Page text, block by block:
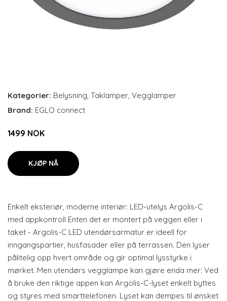
Kategorier: Belysning, Taklamper, Vegglamper
Brand: EGLO connect
1499 NOK
KJØP NÅ
Enkelt eksteriør, moderne interiør: LED-utelys Argolis-C
med appkontroll Enten det er montert på veggen eller i
taket - Argolis-C LED utendørsarmatur er ideell for
inngangspartier, husfasader eller på terrassen. Den lyser
pålitelig opp hvert område og gir optimal lysstyrke i
mørket. Men utendørs vegglampe kan gjøre enda mer: Ved
å bruke den riktige appen kan Argolis-C-lyset enkelt byttes
og styres med smarttelefonen. Lyset kan dempes til ønsket